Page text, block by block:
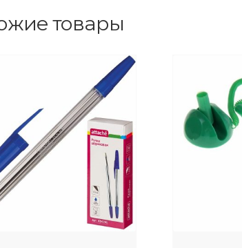
товары